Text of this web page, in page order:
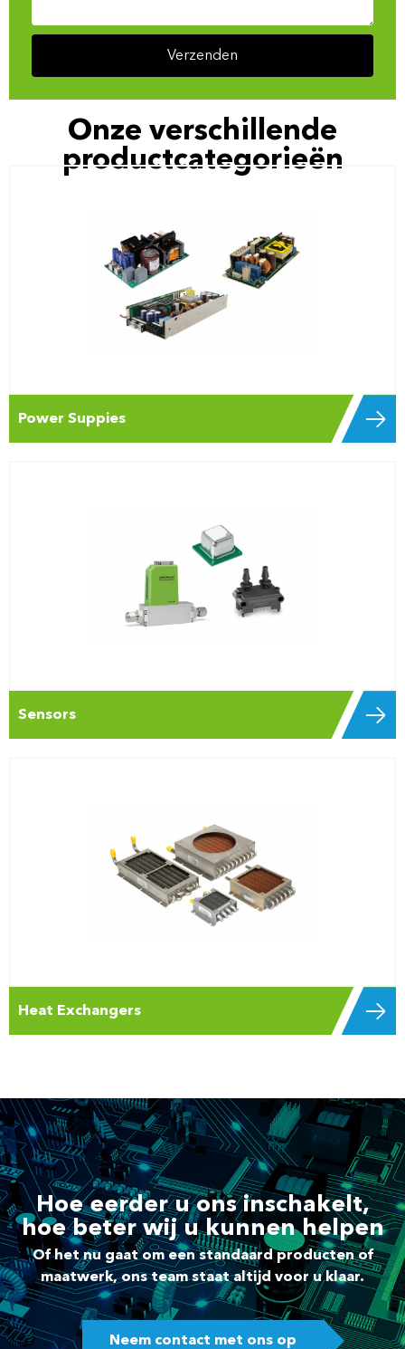
Verzenden
Onze verschillende
productcategorieën
Power Suppies
Sensors
Heat Exchangers
Hoe eerder u ons inschakelt,
hoe beter wij u kunnen helpen
Of het nu gaat om een standaard producten of
maatwerk, ons team staat altijd voor u klaar.
Neem contact met ons op